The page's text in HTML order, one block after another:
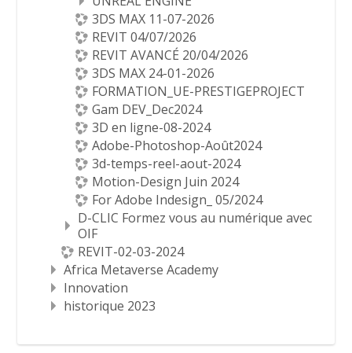
3DS MAX 11-07-2026
REVIT 04/07/2026
REVIT AVANCÉ 20/04/2026
3DS MAX 24-01-2026
FORMATION_UE-PRESTIGEPROJECT
Gam DEV_Dec2024
3D en ligne-08-2024
Adobe-Photoshop-Août2024
3d-temps-reel-aout-2024
Motion-Design Juin 2024
For Adobe Indesign_ 05/2024
D-CLIC Formez vous au numérique avec
OIF
REVIT-02-03-2024
Africa Metaverse Academy
Innovation
historique 2023